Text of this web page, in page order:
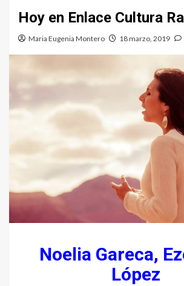
Hoy en Enlace Cultura
Maria Eugenia Montero 18 marzo, 2019
Noelia Gareca,
López